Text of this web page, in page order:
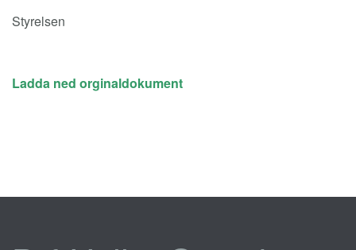
Styrelsen
Ladda ned orginaldokument